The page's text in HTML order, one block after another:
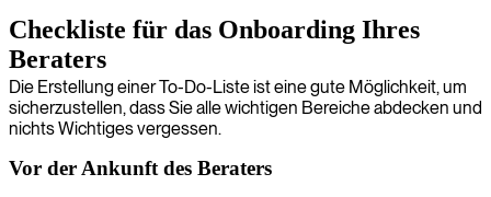
Checkliste für das Onboarding Ihres
Beraters
Die Erstellung einer To-Do-Liste ist eine gute Möglichkeit, um
sicherzustellen, dass Sie alle wichtigen Bereiche abdecken und
nichts Wichtiges vergessen.
Vor der Ankunft des Beraters